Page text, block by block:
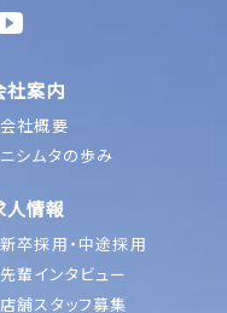
社案内
会社概要
ニシムタの歩み
人情報
新卒採用・中途採用
先輩インタビュー
店舗スタッフ募集